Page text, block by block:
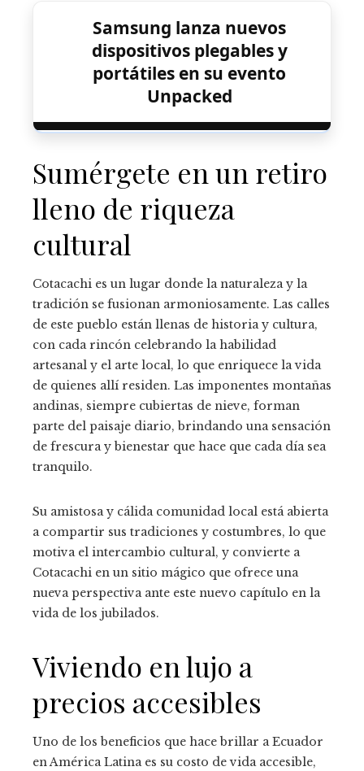
Samsung lanza nuevos
dispositivos plegables y
portátiles en su evento
Unpacked
Sumérgete en un retiro
lleno de riqueza
cultural
Cotacachi es un lugar donde la naturaleza y la
tradición se fusionan armoniosamente. Las calles
de este pueblo están llenas de historia y cultura,
con cada rincón celebrando la habilidad
artesanal y el arte local, lo que enriquece la vida
de quienes allí residen. Las imponentes montañas
andinas, siempre cubiertas de nieve, forman
parte del paisaje diario, brindando una sensación
de frescura y bienestar que hace que cada día sea
tranquilo.
Su amistosa y cálida comunidad local está abierta
a compartir sus tradiciones y costumbres, lo que
motiva el intercambio cultural, y convierte a
Cotacachi en un sitio mágico que ofrece una
nueva perspectiva ante este nuevo capítulo en la
vida de los jubilados.
Viviendo en lujo a
precios accesibles
Uno de los beneficios que hace brillar a Ecuador
en América Latina es su costo de vida accesible,